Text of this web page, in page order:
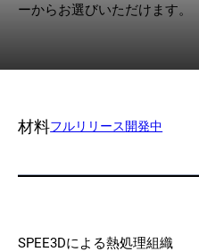
材料
ーからお選びいただけます。
材料フルリリース開発中
SPEE3Dによる熱処理組織